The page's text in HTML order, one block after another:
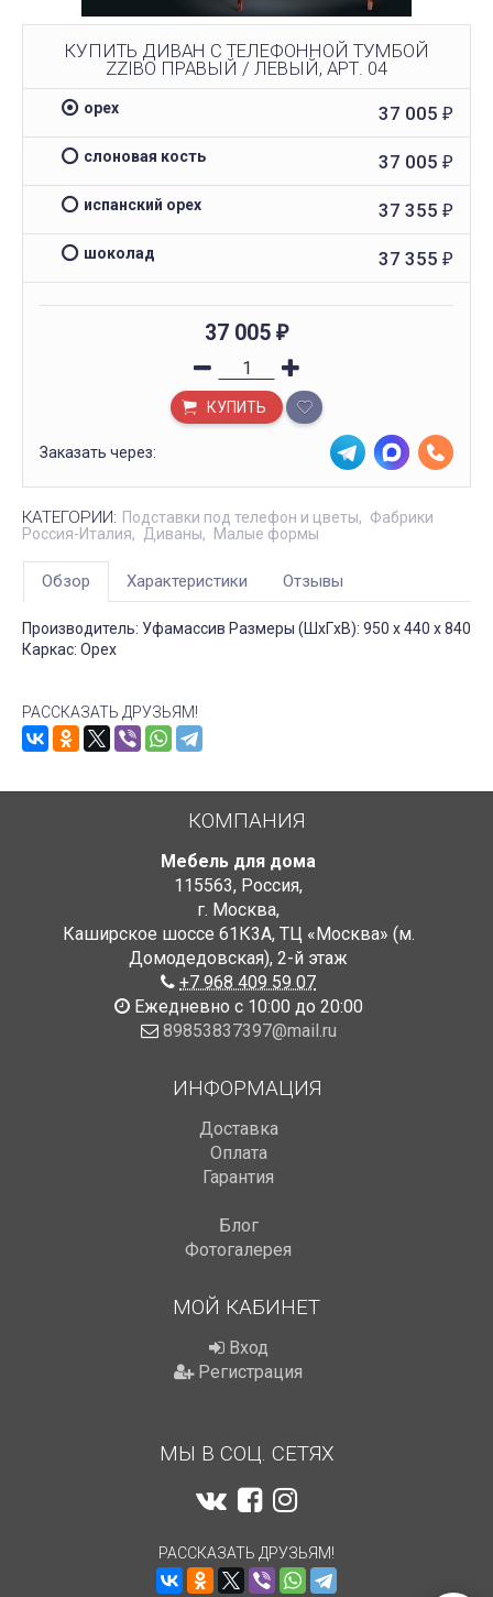
КУПИТЬ ДИВАН С ТЕЛЕФОННОЙ ТУМБОЙ
ZZIBO ПРАВЫЙ / ЛЕВЫЙ, АРТ. 04
орех 37 005 ₽
слоновая кость 37 005 ₽
испанский орех 37 355 ₽
шоколад 37 355 ₽
37 005 ₽
КУПИТЬ
Заказать через:
КАТЕГОРИИ: Подставки под телефон и цветы
Фабрики
Россия-Италия
Диваны Малые формы
Обзор Характеристики Отзывы
Производитель: Уфамассив Размеры (ШxГxВ): 950 x 440 x 840
Каркас: Орех
РАССКАЗАТЬ ДРУЗЬЯМ!
КОМПАНИЯ
Мебель для дома
115563, Россия,
г. Москва,
Каширское шоссе 61К3А, ТЦ «Москва» (м.
Домодедовская), 2-й этаж
+7 968 409 59 07
Ежедневно с 10:00 до 20:00
89853837397@mail.ru
ИНФОРМАЦИЯ
Доставка
Оплата
Гарантия
Блог
Фотогалерея
МОЙ КАБИНЕТ
Вход
Регистрация
МЫ В СОЦ. СЕТЯХ
РАССКАЗАТЬ ДРУЗЬЯМ!